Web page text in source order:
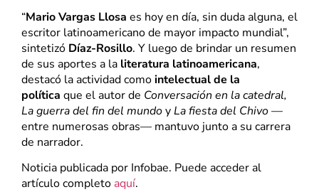
“Mario Vargas Llosa es hoy en día, sin duda alguna, el
escritor latinoamericano de mayor impacto mundial”,
sintetizó Díaz-Rosillo. Y luego de brindar un resumen
de sus aportes a la literatura latinoamericana,
destacó la actividad comointelectual de la
política que el autor de Conversación en la catedral,
La guerra del fin del mundoyLa fiesta del Chivo—
entre numerosas obras— mantuvo junto a su carrera
de narrador.
Noticia publicada por Infobae. Puede acceder al
artículo completo aquí.